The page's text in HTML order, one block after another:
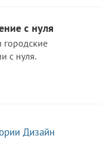
с нуля
городские
с нуля.
Дизайн